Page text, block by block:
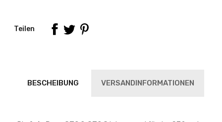
Teilen
BESCHEIBUNG VERSANDINFORMATIONEN